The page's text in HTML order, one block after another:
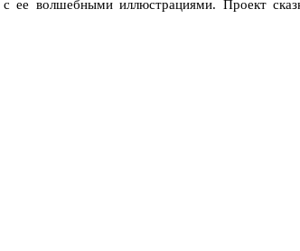
ее волшебными иллюстрациями. Проект